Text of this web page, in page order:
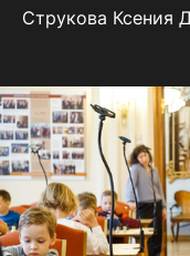
Струкова Ксения